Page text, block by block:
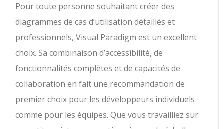
Pour toute personne souhaitant créer des
diagrammes de cas d’utilisation détaillés et
professionnels, Visual Paradigm est un excellent
choix. Sa combinaison d’accessibilité, de
fonctionnalités complètes et de capacités de
collaboration en fait une recommandation de
premier choix pour les développeurs individuels
comme pour les équipes. Que vous travailliez sur